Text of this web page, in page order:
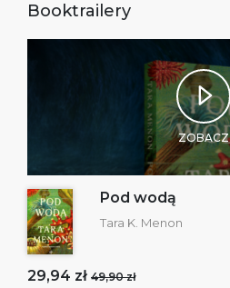
Booktrailery
ZOBACZ
Pod wodą
Tara K. Menon
29,94 zł 49,90 zł